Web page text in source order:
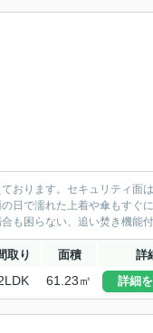
おります。セキュリティ面
日で濡れた上着や傘もすぐ
も困らない、追い焚き機能
取り 面積 詳
61.23㎡ 詳細